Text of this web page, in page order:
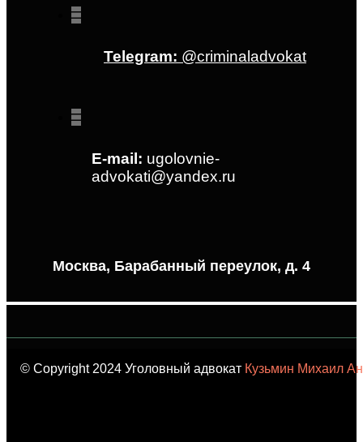
Telegram: @criminaladvokat
E-mail: ugolovnie-
advokati@yandex.ru
Москва, Барабанный переулок, д. 4
© Copyright 2024 Уголовный адвокат Кузьмин Михаил